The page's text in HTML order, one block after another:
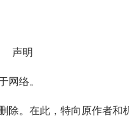
声明
网络。
除。在此，特向原作者和